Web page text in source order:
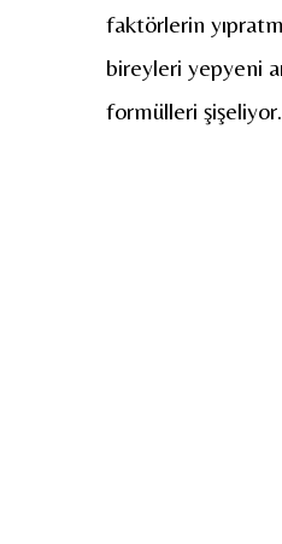
faktörlerin
bireyleri yepyeni
formülleri şişeliyor.